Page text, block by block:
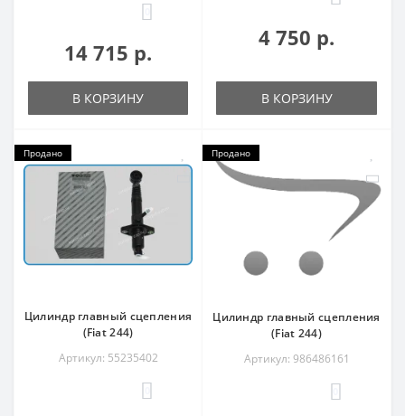
14 715 р.
В КОРЗИНУ
4 750 р.
В КОРЗИНУ
Продано
Цилиндр главный сцепления
(Fiat 244)
Артикул: 55235402
Продано
Цилиндр главный сцепления
(Fiat 244)
Артикул: 986486161